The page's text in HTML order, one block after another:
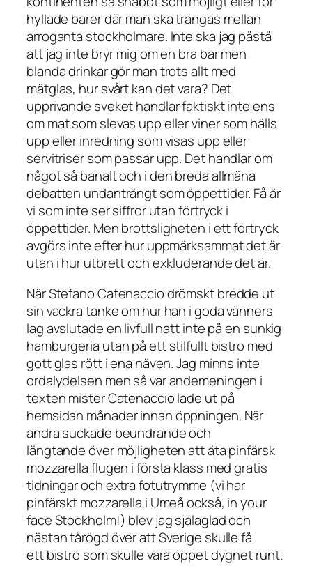
hyllade barer där man ska trängas mellan
arroganta stockholmare. Inte ska jag påstå
att jag inte bryr mig om en bra bar men
blanda drinkar gör man trots allt med
mätglas, hur svårt kan det vara? Det
upprivande sveket handlar faktiskt inte ens
om mat som slevas upp eller viner som hälls
upp eller inredning som visas upp eller
servitriser som passar upp. Det handlar om
något så banalt och i den breda allmäna
debatten undanträngt som öppettider. Få är
vi som inte ser siffror utan förtryck i
öppettider. Men brottsligheten i ett förtryck
avgörs inte efter hur uppmärksammat det är
utan i hur utbrett och exkluderande det är.
När Stefano Catenaccio drömskt bredde ut
sin vackra tanke om hur han i goda vänners
lag avslutade en livfull natt inte på en sunkig
hamburgeria utan på ett stilfullt bistro med
gott glas rött i ena näven. Jag minns inte
ordalydelsen men så var andemeningen i
texten mister Catenaccio lade ut på
hemsidan månader innan öppningen. När
andra suckade beundrande och
längtande över möjligheten att äta pinfärsk
mozzarella flugen i första klass med gratis
tidningar och extra fotutrymme (vi har
pinfärskt mozzarella i Umeå också, in your
face Stockholm!) blev jag själaglad och
nästan tårögd över att Sverige skulle få
ett bistro som skulle vara öppet dygnet runt.